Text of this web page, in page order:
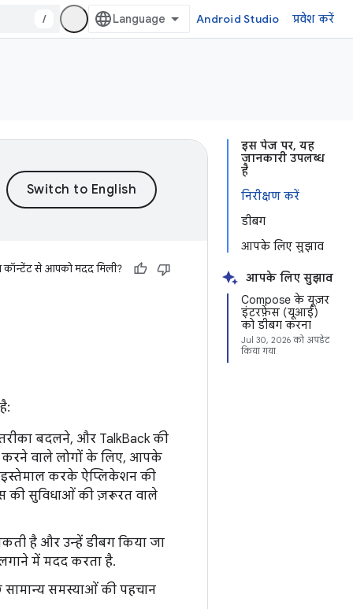
/ Android Studio प्रवेश करें
इस पेज पर, यह
जानकारी उपलब्ध
है
निरीक्षण करें
डीबग
आपके लिए सुझाव
आपके लिए सुझाव
Compose के यूज़र
इंटरफ़ेस (यूआई)
को डीबग करना
Jul 30, 2026 को अपडेट
किया गया
कॉन्टेंट से आपको मदद मिली?
बदलने, और TalkBack की
करने वाले लोगों के लिए, आपके
करके ऐप्लिकेशन की
की सुविधाओं की ज़रूरत वाले
है और उन्हें डीबग किया जा
में मदद करता है.
समस्याओं की पहचान